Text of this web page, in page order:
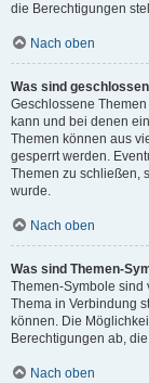
die Berechtigungen
Nach oben
Was sind
Geschlossene
kann und bei denen
Themen können aus
gesperrt werden.
Themen zu schließen,
wurde.
Nach oben
Was sind Themen-
Themen-Symbole sind
Thema in Verbindung
können. Die
Berechtigungen ab,
Nach oben